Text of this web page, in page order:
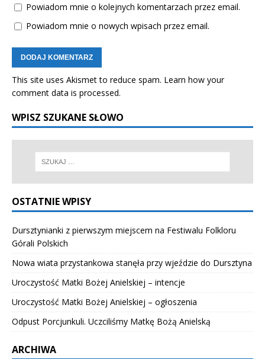
Powiadom mnie o kolejnych komentarzach przez email.
Powiadom mnie o nowych wpisach przez email.
This site uses Akismet to reduce spam. Learn how your
comment data is processed.
WPISZ SZUKANE SŁOWO
OSTATNIE WPISY
Dursztynianki z pierwszym miejscem na Festiwalu Folkloru
Górali Polskich
Nowa wiata przystankowa stanęła przy wjeździe do Dursztyna
Uroczystość Matki Bożej Anielskiej – intencje
Uroczystość Matki Bożej Anielskiej – ogłoszenia
Odpust Porcjunkuli. Uczciliśmy Matkę Bożą Anielską
ARCHIWA